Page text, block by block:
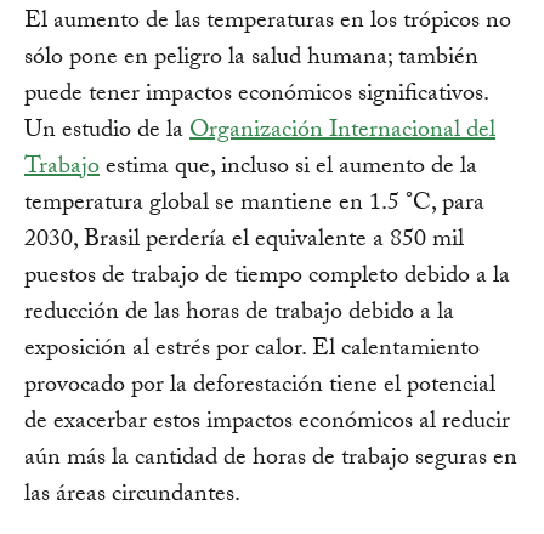
El aumento de las temperaturas en los trópicos no
sólo pone en peligro la salud humana; también
puede tener impactos económicos significativos.
Un estudio de laOrganización Internacional del
Trabajoestima que, incluso si el aumento de la
temperatura global se mantiene en 1.5 °C, para
2030, Brasil perdería el equivalente a 850 mil
puestos de trabajo de tiempo completo debido a la
reducción de las horas de trabajo debido a la
exposición al estrés por calor. El calentamiento
provocado por la deforestación tiene el potencial
de exacerbar estos impactos económicos al reducir
aún más la cantidad de horas de trabajo seguras en
las áreas circundantes.